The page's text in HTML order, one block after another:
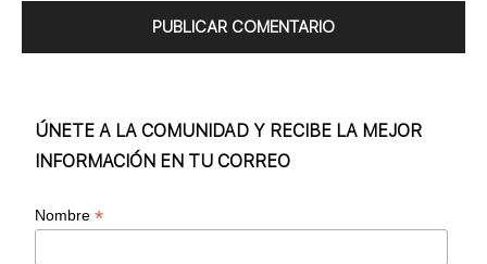
ÚNETE A LA COMUNIDAD Y RECIBE LA MEJOR
INFORMACIÓN EN TU CORREO
Nombre*